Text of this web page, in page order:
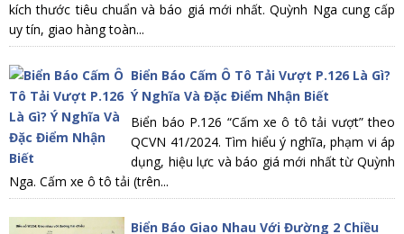
kích thước tiêu chuẩn và báo giá mới nhất. Quỳnh Nga cung cấp
uy tín, giao hàng toàn...
Biển Báo Cấm Ô Tô Tải Vượt P.126 Là Gì?
Ý Nghĩa Và Đặc Điểm Nhận Biết
Biển báo P.126 “Cấm xe ô tô tải vượt” theo
QCVN 41/2024. Tìm hiểu ý nghĩa, phạm vi áp
dụng, hiệu lực và báo giá mới nhất từ Quỳnh
Nga. Cấm xe ô tô tải (trên...
Biển Báo Giao Nhau Với Đường 2 Chiều